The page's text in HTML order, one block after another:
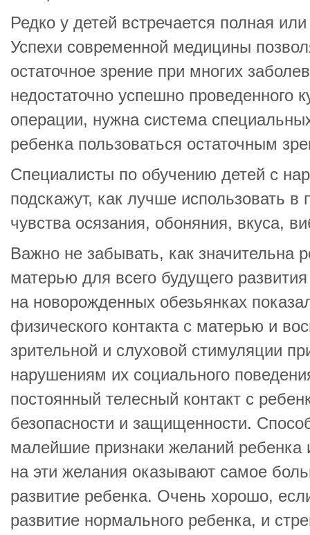
Редко у детей встречается полная
Успехи современной медицины
остаточное зрение при многих
недостаточно успешно проведенного
операции, нужна система
ребенка пользоваться остаточным
Специалисты по обучению детей с
подскажут, как лучше использовать в
чувства осязания, обоняния, вкуса,
Важно не забывать, как значительна
матерью для всего будущего
на новорожденных обезьянках
физического контакта с матерью и
зрительной и слуховой стимуляции
нарушениям их социального
постоянный телесный контакт с
безопасности и защищенности.
малейшие признаки желаний ребенка
на эти желания оказывают самое
развитие ребенка. Очень хорошо,
развитие нормального ребенка, и